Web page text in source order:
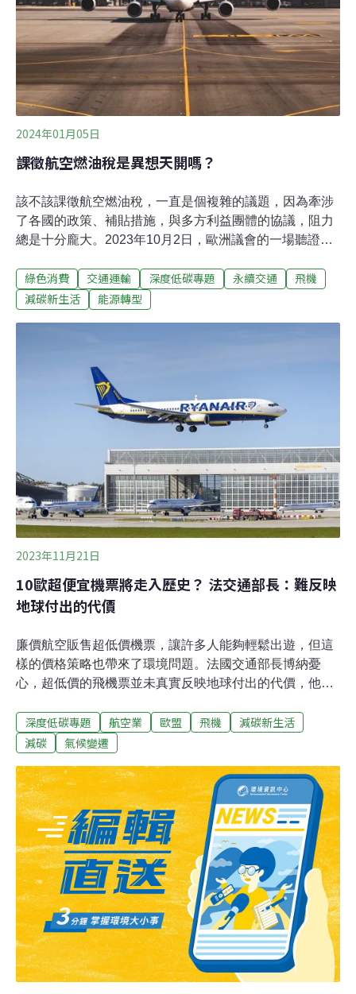
專為大城市運輸需求而設計的eVTOL。
2024年01月05日
課徵航空燃油稅是異想天開嗎？
該不該課徵航空燃油稅，一直是個複雜的議題，因為牽涉
了各國的政策、補貼措施，與多方利益團體的協議，阻力
總是十分龐大。2023年10月2日，歐洲議會的一場聽證會
在加油站為車子加油，付款時的稅就佔了50%到60%。但
是當飛機加油，稅卻是零。哪個歐洲人會認為有道理？」
旅遊勝地正面臨過度旅遊（overtourism）的問題，大量觀
光客對當地環境、社區和文化造成了負面影響。為了應對
這些挑戰，一些地方政府採取了新舉措，例如向遊客收取
入場費和觀光稅，最近，日本廣島廿日市開徵宮島的「登
島稅」，希望能以價制量，平衡當地旅遊業的經濟利益以
及永續經營。究竟這樣的作法是否有效，其他國家應對觀
光發展的做法又
綠色消費 交通運輸 深度低碳專題 永續交通
飛機
減碳新生活
能源轉型
2023年11月21日
10歐超便宜機票將走入歷史？ 法交通部長：難反映
地球付出的代價
廉價航空販售超低價機票，讓許多人能夠輕鬆出遊，但這
樣的價格策略也帶來了環境問題。法國交通部長博納憂
心，超低價的飛機票並未真實反映地球付出的代價，他提
行成本，並選擇其他更加環保的交通方式。此一提議受到
環保人士的熱烈支持，同時也面臨航空業的質疑與反對。
確幸儀式，但法國交通部長博納（Clement Beaune）卻不
這麼認為，他毫不客氣直言：「地球可是付出很大的代
價，才能讓大家飛得這麼便宜。」於是，他提出一項大膽
的建議，希望歐盟能設定飛機票的「底價」，意思是飛機
票的售價不可以過低。這項政策建議獲得環保人士的支
持，但同時也面臨質疑與反對。設定機票底價真的可行
嗎？氣候變遷是全球最需迫切面對的問題。航空業一向是
碳排大戶，隨著疫情解封，全球旅遊業快速復甦，航空業
的碳排放不斷增加。據《歐洲新聞台》報導，博納
深度低碳專題 航空業 歐盟 飛機
減碳新生活
減碳
氣候變遷